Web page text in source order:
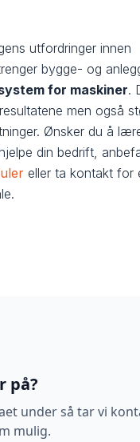
utfordringer innen
bygge- og
for maskiner.
men også
Ønsker du å
din bedrift,
eller ta kontakt for
på?
under så tar vi
mulig.